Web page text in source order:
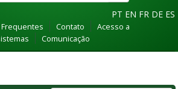
PT EN FR DE ES
Contato
Acesso a
Comunicação